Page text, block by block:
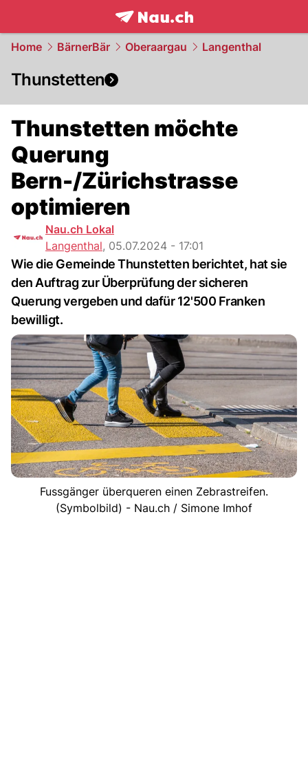
frontpage.NAU.ch
Home BärnerBär Oberaargau Langenthal
Thunstetten
Thunstetten möchte
Querung
Bern-/Zürichstrasse
optimieren
Nau.ch Lokal
Langenthal, 05.07.2024 - 17:01
Wie die Gemeinde Thunstetten berichtet, hat sie
den Auftrag zur Überprüfung der sicheren
Querung vergeben und dafür 12'500 Franken
bewilligt.
Fussgänger überqueren einen Zebrastreifen.
(Symbolbild) - Nau.ch / Simone Imhof